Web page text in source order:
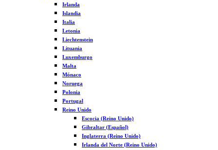
Irlanda
Islandia
Italia
Letonia
Liechtenstein
Lituania
Luxemburgo
Malta
Mónaco
Noruega
Polonia
Portugal
Reino Unido
Escocia (Reino Unido)
Gibraltar (Español)
Inglaterra (Reino Unido)
Irlanda del Norte (Reino Unido)